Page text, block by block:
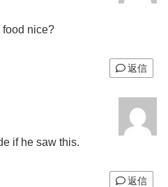
food nice?
返信
if he saw this.
返信